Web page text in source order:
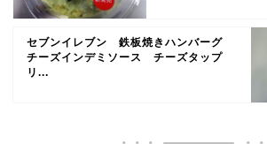
セブンイレブン 鉄板焼きハンバーグ
チーズインデミソース チーズタップ
リ...